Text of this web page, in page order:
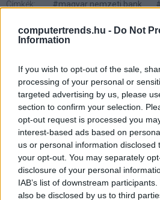
computertrends.hu - Do Not
Information
If you wish to opt-out of the sale,
processing of your personal or
targeted advertising by us, please
section to confirm your selection.
opt-out request is processed you
interest-based ads based on
us or personal information disclosed
your opt-out. You may separately
disclosure of your personal
IAB’s list of downstream
also be disclosed by us to third
Címkék: #magyar nemzeti bank